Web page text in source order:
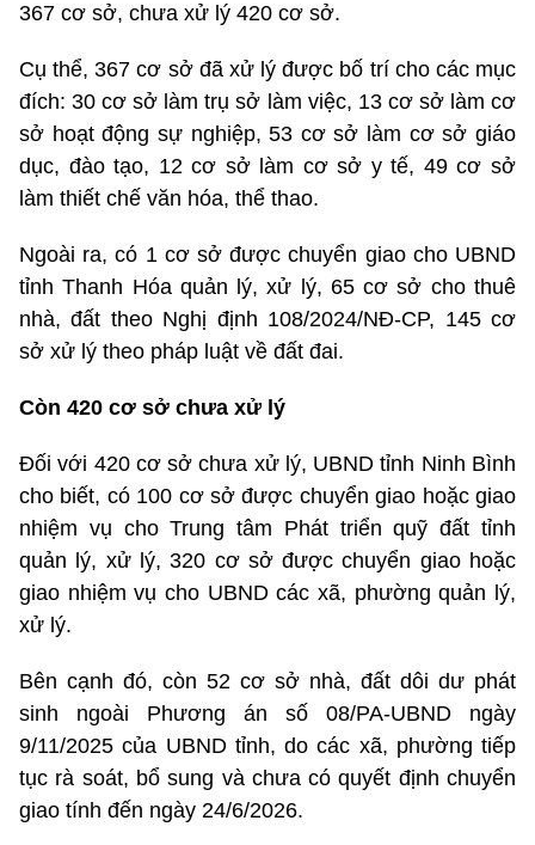
367 cơ sở, chưa xử lý 420 cơ sở.
Cụ thể, 367 cơ sở đã xử lý được bố trí cho các mục
đích: 30 cơ sở làm trụ sở làm việc, 13 cơ sở làm cơ
sở hoạt động sự nghiệp, 53 cơ sở làm cơ sở giáo
dục, đào tạo, 12 cơ sở làm cơ sở y tế, 49 cơ sở
làm thiết chế văn hóa, thể thao.
Ngoài ra, có 1 cơ sở được chuyển giao cho UBND
tỉnh Thanh Hóa quản lý, xử lý, 65 cơ sở cho thuê
nhà, đất theo Nghị định 108/2024/NĐ-CP, 145 cơ
sở xử lý theo pháp luật về đất đai.
Còn 420 cơ sở chưa xử lý
Đối với 420 cơ sở chưa xử lý, UBND tỉnh Ninh Bình
cho biết, có 100 cơ sở được chuyển giao hoặc giao
nhiệm vụ cho Trung tâm Phát triển quỹ đất tỉnh
quản lý, xử lý, 320 cơ sở được chuyển giao hoặc
giao nhiệm vụ cho UBND các xã, phường quản lý,
xử lý.
Bên cạnh đó, còn 52 cơ sở nhà, đất dôi dư phát
sinh ngoài Phương án số 08/PA-UBND ngày
9/11/2025 của UBND tỉnh, do các xã, phường tiếp
tục rà soát, bổ sung và chưa có quyết định chuyển
giao tính đến ngày 24/6/2026.